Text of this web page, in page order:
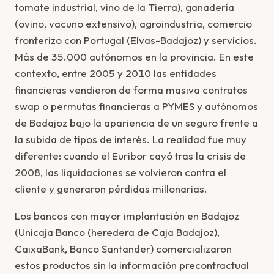
tomate industrial, vino de la Tierra), ganadería
(ovino, vacuno extensivo), agroindustria, comercio
fronterizo con Portugal (Elvas-Badajoz) y servicios.
Más de 35.000 autónomos en la provincia. En este
contexto, entre 2005 y 2010 las entidades
financieras vendieron de forma masiva contratos
swap o permutas financieras a PYMES y autónomos
de Badajoz bajo la apariencia de un seguro frente a
la subida de tipos de interés. La realidad fue muy
diferente: cuando el Euribor cayó tras la crisis de
2008, las liquidaciones se volvieron contra el
cliente y generaron pérdidas millonarias.
Los bancos con mayor implantación en Badajoz
(Unicaja Banco (heredera de Caja Badajoz),
CaixaBank, Banco Santander) comercializaron
estos productos sin la información precontractual